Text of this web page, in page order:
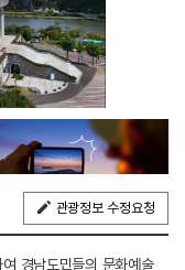
관광정보 수정요청
경남도민들의 문화예술